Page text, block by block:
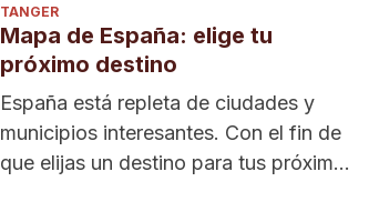
TANGER
Mapa de España: elige tu
próximo destino
España está repleta de ciudades y
municipios interesantes. Con el fin de
que elijas un destino para tus próximas